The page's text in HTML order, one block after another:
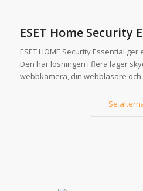
ESET Home Security
ESET HOME Security Essential
Den här lösningen i flera lager
webbkamera, din webbläsare
Se